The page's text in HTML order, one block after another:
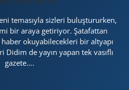
temasıyla sizleri buluştururken,
bir araya getiriyor. Şatafattan
haber okuyabilecekleri bir altyapı
de yayın yapan tek vasıflı
gazete....